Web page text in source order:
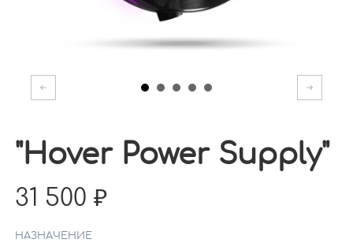
"Hover Power Supply"
31 500
НАЗНАЧЕНИЕ